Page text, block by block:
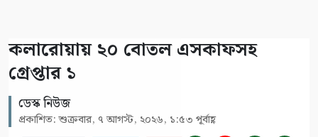
কলারোয়ায় ২০ বোতল এসকাফসহ
গ্রেপ্তার ১
ডেস্ক নিউজ
প্রকাশিত: শুক্রবার, ৭ আগস্ট, ২০২৬, ১:৫৩ পূর্বাহ্ণ